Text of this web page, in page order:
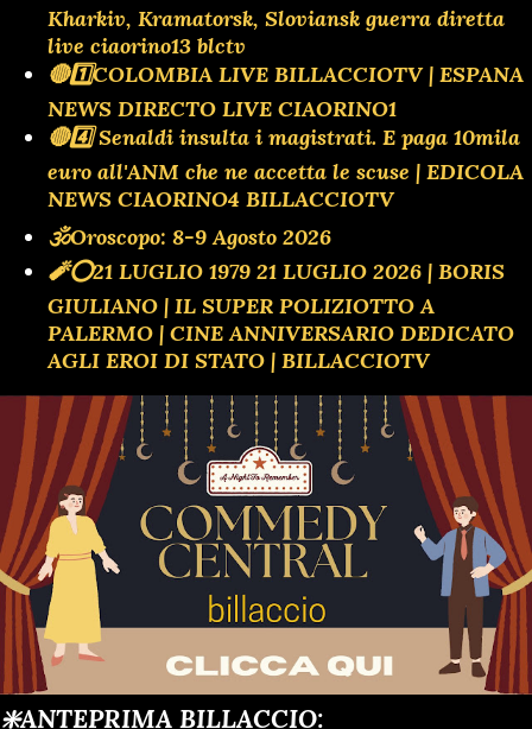
Kharkiv, Kramatorsk, Sloviansk guerra diretta
live ciaorino13 blctv
🔴1️⃣COLOMBIA LIVE BILLACCIOTV | ESPANA
NEWS DIRECTO LIVE CIAORINO1
🔴4️⃣ Senaldi insulta i magistrati. E paga 10mila
euro all'ANM che ne accetta le scuse | EDICOLA
NEWS CIAORINO4 BILLACCIOTV
🕉Oroscopo: 8-9 Agosto 2026
🧨⭕️21 LUGLIO 1979 21 LUGLIO 2026 | BORIS
GIULIANO | IL SUPER POLIZIOTTO A
PALERMO | CINE ANNIVERSARIO DEDICATO
AGLI EROI DI STATO | BILLACCIOTV
❇️ANTEPRIMA BILLACCIO: